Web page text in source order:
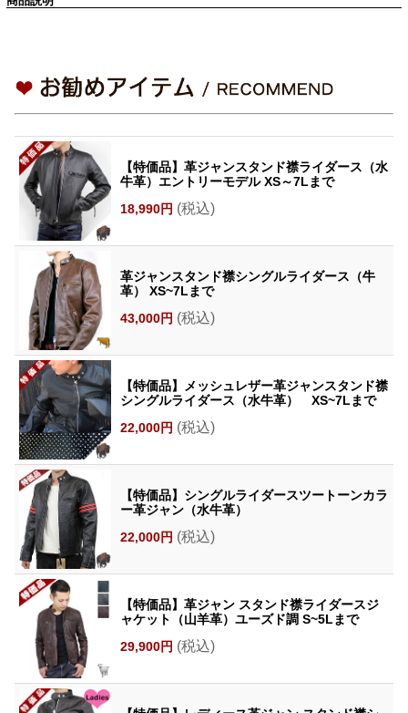
【特価品】革ジャンスタンド襟ライダース（水
牛革）エントリーモデル XS～7Lまで
18,990円 (税込)
革ジャンスタンド襟シングルライダース（牛
革） XS~7Lまで
43,000円 (税込)
【特価品】メッシュレザー革ジャンスタンド襟
シングルライダース（水牛革） XS~7Lまで
22,000円 (税込)
【特価品】シングルライダースツートーンカラ
ー革ジャン（水牛革）
22,000円 (税込)
【特価品】革ジャン スタンド襟ライダースジ
ャケット（山羊革）ユーズド調 S~5Lまで
29,900円 (税込)